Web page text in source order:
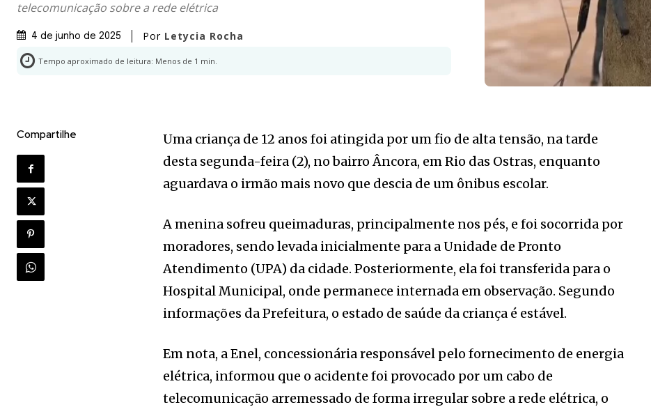
telecomunicação sobre a rede elétrica
4 de junho de 2025 Por Letycia Rocha
Tempo aproximado de leitura: Menos de 1 min.
Compartilhe
Uma criança de 12 anos foi atingida por um fio de alta tensão, na tarde
desta segunda-feira (2), no bairro Âncora, em Rio das Ostras, enquanto
aguardava o irmão mais novo que descia de um ônibus escolar.
A menina sofreu queimaduras, principalmente nos pés, e foi socorrida por
moradores, sendo levada inicialmente para a Unidade de Pronto
Atendimento (UPA) da cidade. Posteriormente, ela foi transferida para o
Hospital Municipal, onde permanece internada em observação. Segundo
informações da Prefeitura, o estado de saúde da criança é estável.
Em nota, a Enel, concessionária responsável pelo fornecimento de energia
elétrica, informou que o acidente foi provocado por um cabo de
telecomunicação arremessado de forma irregular sobre a rede elétrica, o